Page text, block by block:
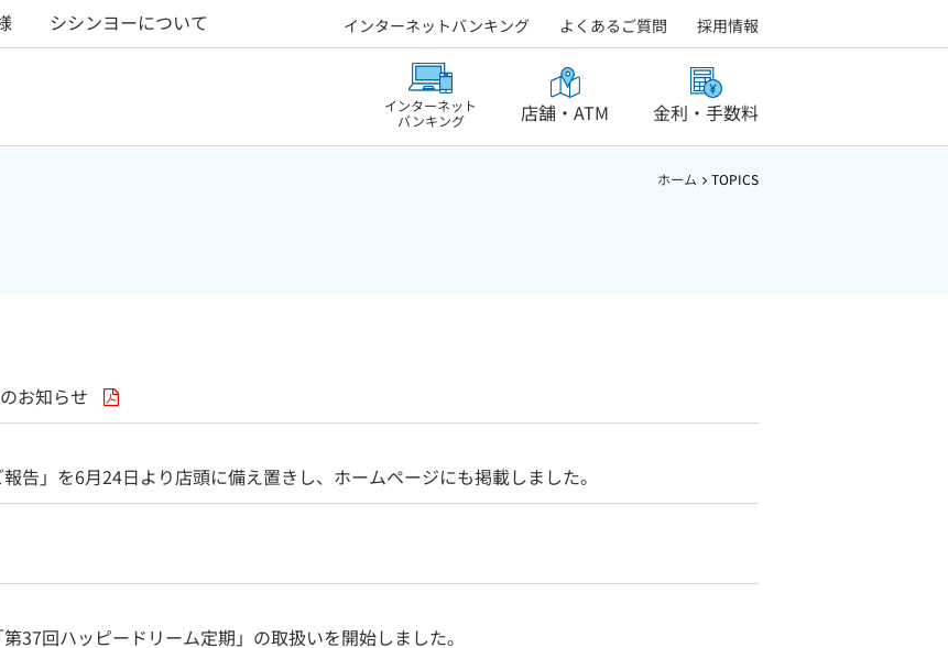
シシンヨーについて インターネットバンキング よくあるご質問 採用情報
インターネット
バンキング 店舗・ATM 金利・手数料
ホーム TOPICS
お知らせ
告」を6月24日より店頭に備え置きし、ホームページにも掲載しました。
37回ハッピードリーム定期」の取扱いを開始しました。